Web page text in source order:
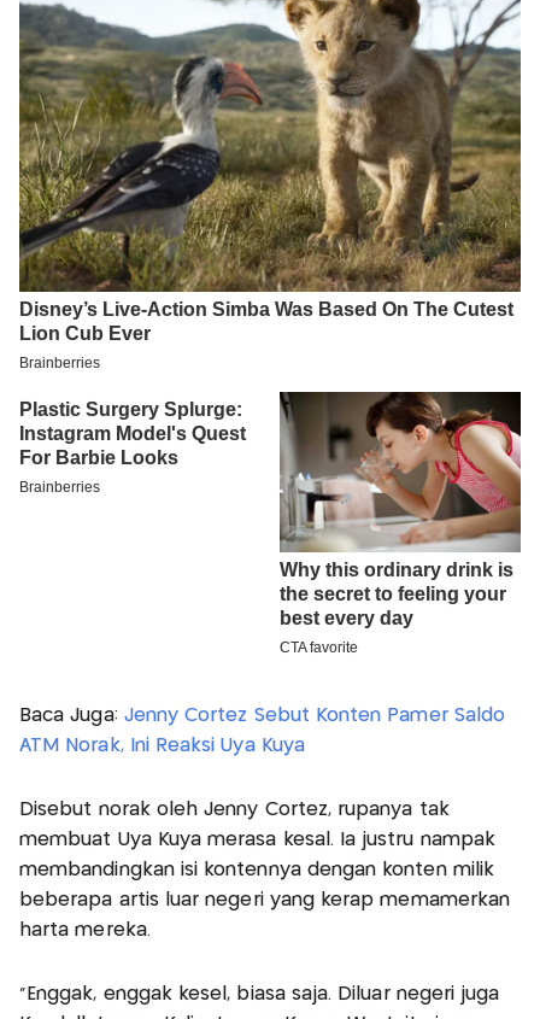
Baca Juga: Jenny Cortez Sebut Konten Pamer Saldo
ATM Norak, Ini Reaksi Uya Kuya
Disebut norak oleh Jenny Cortez, rupanya tak
membuat Uya Kuya merasa kesal. Ia justru nampak
membandingkan isi kontennya dengan konten milik
beberapa artis luar negeri yang kerap memamerkan
harta mereka.
"Enggak, enggak kesel, biasa saja. Diluar negeri juga